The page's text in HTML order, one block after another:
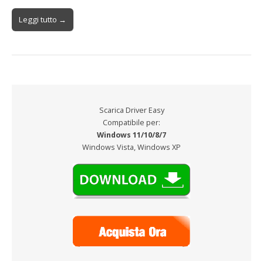
Leggi tutto →
Scarica Driver Easy
Compatibile per:
Windows 11/10/8/7
Windows Vista, Windows XP